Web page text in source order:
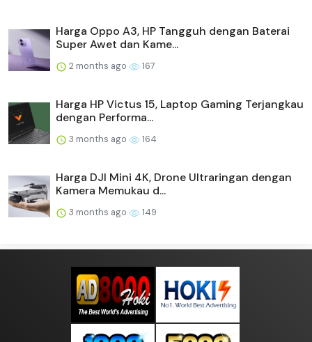
Harga Oppo A3, HP Tangguh dengan Baterai
Super Awet dan Kame...
2 months ago 167
Harga HP Victus 15, Laptop Gaming Terjangkau
dengan Performa...
3 months ago 164
Harga DJI Mini 4K, Drone Ultraringan dengan
Kamera Memukau d...
3 months ago 149